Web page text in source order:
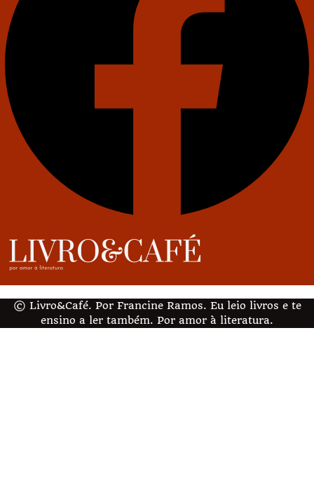
© Livro&Café. Por Francine Ramos. Eu leio livros e te
ensino a ler também. Por amor à literatura.